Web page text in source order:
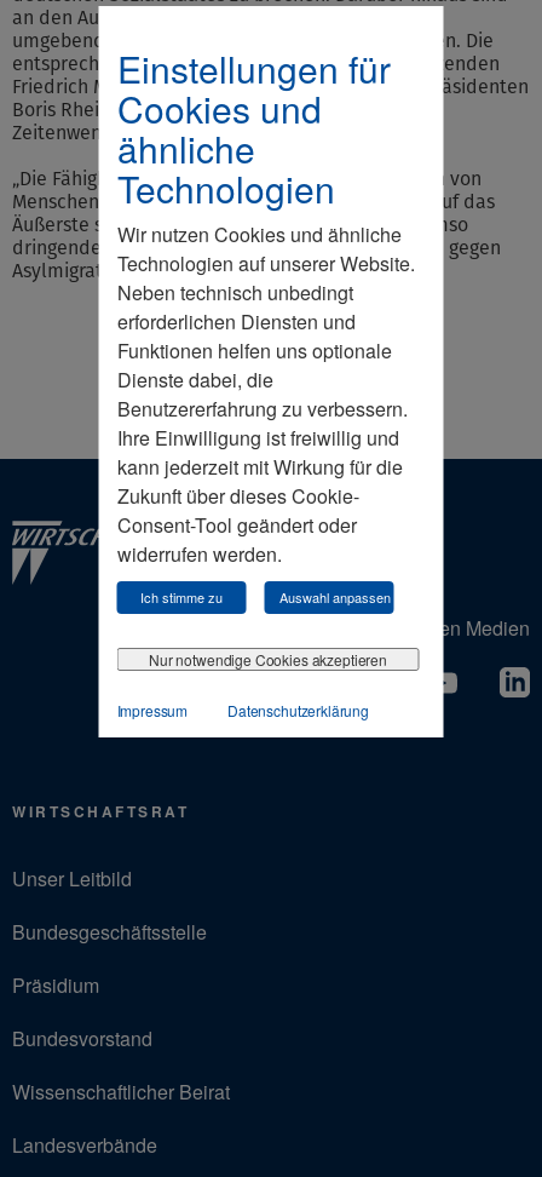
Einstellungen für
Cookies und
ähnliche
Technologien
Wir nutzen Cookies und ähnliche
Technologien auf unserer Website.
Neben technisch unbedingt
erforderlichen Diensten und
Funktionen helfen uns optionale
Dienste dabei, die
Benutzererfahrung zu verbessern.
Ihre Einwilligung ist freiwillig und
kann jederzeit mit Wirkung für die
Zukunft über dieses Cookie-
Consent-Tool geändert oder
widerrufen werden.
Ich stimme zu Auswahl anpassen
Nur notwendige Cookies akzeptieren
Impressum Datenschutzerklärung
an den Außengrenzen Asylbewerber aus den uns
umgebenden sicheren Drittstaaten zurückzuweisen. Die
entsprechende Forderung des CDU-Bundesvorsitzenden
Friedrich Merz wie auch des hessischen Ministerpräsidenten
Boris Rhein brächte die dringend erforderliche
Zeitenwende in der Migrationspolitik.“
„Die Fähigkeit unserer Gesellschaft zur Integration von
Menschen aus fremden Kulturkreisen ist bereits auf das
Äußerste strapaziert“, warnt Wolfgang Steiger. „Umso
dringender sind nun einschneidende Maßnahmen gegen
Asylmigration.“
Der Wirtschaftsrat in den Sozialen Medien
WIRTSCHAFTSRAT
Unser Leitbild
Bundesgeschäftsstelle
Präsidium
Bundesvorstand
Wissenschaftlicher Beirat
Landesverbände